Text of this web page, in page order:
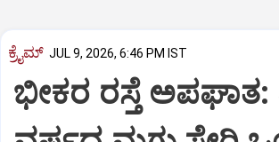
ಕ್ರೈಮ್ JUL 9, 2026, 6:46 PM IST
ಭೀಕರ ರಸ್ತೆ